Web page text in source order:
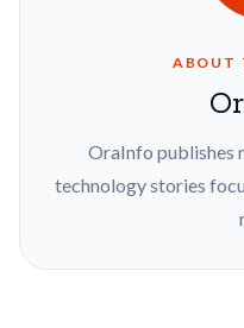
ABOUT
OraInfo publishes
technology stories